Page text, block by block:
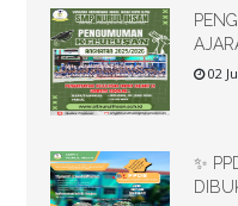
02
✨